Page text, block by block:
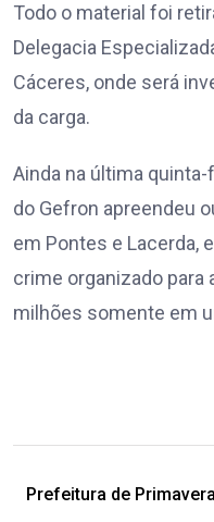
Todo o material foi
Delegacia
Cáceres, onde será
da carga.
Ainda na última
do Gefron apreendeu
em Pontes e Lacerda,
crime organizado para
milhões somente em
Prefeitura de